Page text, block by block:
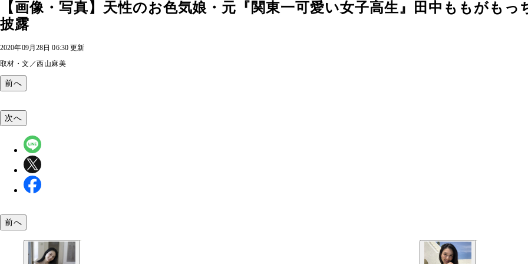
【画像・写真】天性のお色気娘・元『関東一可愛い女子高生』田中ももがもっ
披露
2020年09月28日 06:30 更新
取材・文／西山麻美
前へ
次へ
前へ